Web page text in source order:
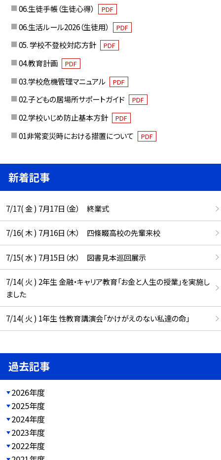
06.生徒手帳（生徒心得） PDF
06.生活ルール2026（生徒用） PDF
05. 学校不登校対応方針 PDF
04.教育計画 PDF
03.学校危機管理マニュアル PDF
02.子どもの居場所サポートガイド PDF
02.学校いじめ防止基本方針 PDF
01非常変災時における措置について PDF
新着記事
7/17( 金 ) 7月17日（金） 終業式
7/16( 木 ) 7月16日（木） 四條畷高校の先輩来校
7/15( 水 ) 7月15日（水） 図書見本巡回展示
7/14( 火 ) 2年生 金融・キャリア教育「お金と人生の授業」を実施し
ました
7/14( 火 ) 1年生 性教育講演会「かけがえのない私達の命」
過去記事
2026年度
2025年度
2024年度
2023年度
2022年度